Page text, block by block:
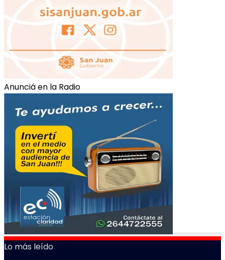
Anunciá en la Radio
Lo más leído